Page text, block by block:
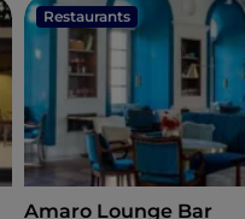
Restaurants
Amaro Lounge Bar